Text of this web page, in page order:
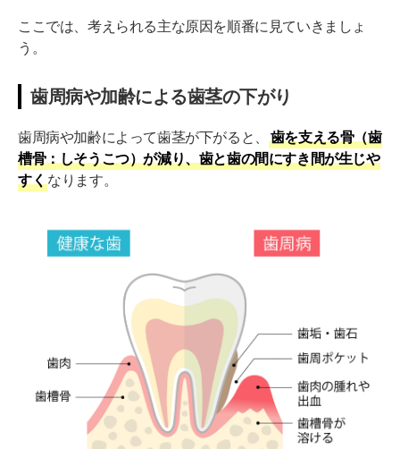
ここでは、考えられる主な原因を順番に見ていきましょ
う。
歯周病や加齢による歯茎の下がり
歯周病や加齢によって歯茎が下がると、
歯を支える骨（歯
槽骨：しそうこつ）が減り、歯と歯の間にすき間が生じや
すくなります。